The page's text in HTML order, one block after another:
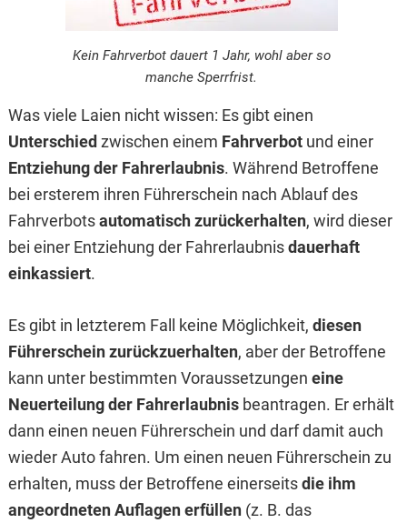
Kein Fahrverbot dauert 1 Jahr, wohl aber so
manche Sperrfrist.
Was viele Laien nicht wissen: Es gibt einen
Unterschied zwischen einem Fahrverbotund einer
Entziehung der Fahrerlaubnis. Während Betroffene
bei ersterem ihren Führerschein nach Ablauf des
Fahrverbotsautomatisch zurückerhalten, wird dieser
bei einer Entziehung der Fahrerlaubnisdauerhaft
einkassiert.
Es gibt in letzterem Fall keine Möglichkeit, diesen
Führerschein zurückzuerhalten, aber der Betroffene
kann unter bestimmten Voraussetzungen eine
Neuerteilung der Fahrerlaubnisbeantragen. Er erhält
dann einen neuen Führerschein und darf damit auch
wieder Auto fahren. Um einen neuen Führerschein zu
erhalten, muss der Betroffene einerseitsdie ihm
angeordneten Auflagen erfüllen(z. B. das